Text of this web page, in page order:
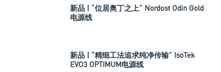
新品 | “位居奥丁之上” Nordost Odin Gold
电源线
新品 | “精细工法追求纯净传输” IsoTek
EVO3 OPTIMUM电源线